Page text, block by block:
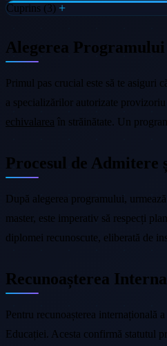
Cuprins (3)
Alegerea
Primul pas crucial este să te asiguri
a specializărilor autorizate
echivalarea în străinătate. Un
Procesul de
După alegerea programului,
master, este imperativ să respecți
diplomei recunoscute, eliberată de
Recunoașterea
Pentru recunoașterea
Educației. Acesta confirmă statutul